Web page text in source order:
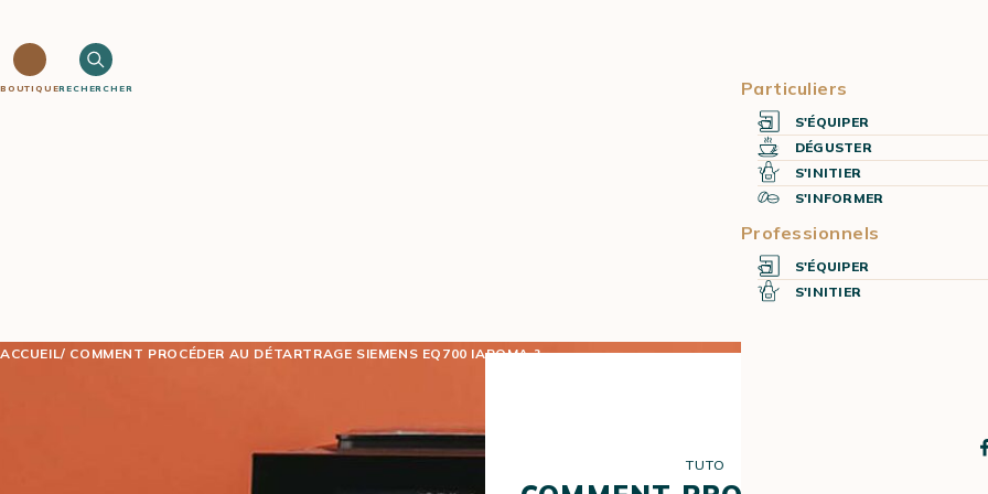
BOUTIQUERECHERCHER Particuliers
S'ÉQUIPER
DÉGUSTER
S'INITIER
S'INFORMER
Professionnels
S'ÉQUIPER
S'INITIER
ACCUEIL COMMENT PROCÉDER AU DÉTARTRAGE SIEMENS EQ700 IAROMA ?
TUTO